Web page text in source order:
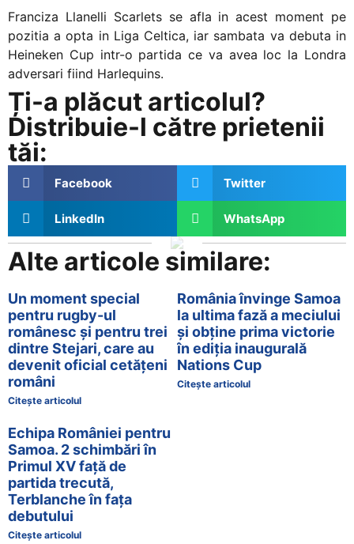
Franciza Llanelli Scarlets se afla in acest moment pe
pozitia a opta in Liga Celtica, iar sambata va debuta in
Heineken Cup intr-o partida ce va avea loc la Londra
adversari fiind Harlequins.
Ți-a plăcut articolul?
Distribuie-l către prietenii
tăi:
Facebook Twitter
LinkedIn WhatsApp
Alte articole similare:
Un moment special
pentru rugby-ul
românesc și pentru trei
dintre Stejari, care au
devenit oficial cetățeni
români
Citește articolul
România învinge Samoa
la ultima fază a meciului
și obține prima victorie
în ediția inaugurală
Nations Cup
Citește articolul
Echipa României pentru
Samoa. 2 schimbări în
Primul XV față de
partida trecută,
Terblanche în fața
debutului
Citește articolul